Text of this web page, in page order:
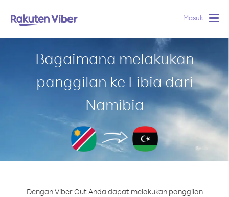
Masuk
Bagaimana melakukan
panggilan ke Libia dari
Namibia
Dengan Viber Out Anda dapat melakukan panggilan